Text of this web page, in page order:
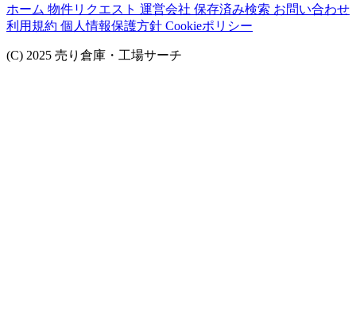
ホーム 物件リクエスト 運営会社 保存済み検索 お問い合わせ
利用規約 個人情報保護方針 Cookieポリシー
(C) 2025 売り倉庫・工場サーチ